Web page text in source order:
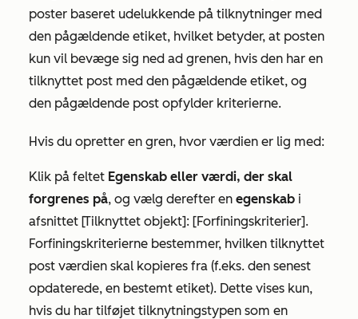
poster baseret udelukkende på tilknytninger med
den pågældende etiket, hvilket betyder, at posten
kun vil bevæge sig ned ad grenen, hvis den har en
tilknyttet post med den pågældende etiket, og
den pågældende post opfylder kriterierne.
Hvis du opretter en gren, hvor værdien er lig med:
Klik på feltet Egenskab eller værdi, der skal
forgrenes på, og vælg derefter en egenskab i
afsnittet [Tilknyttet objekt]: [Forfiningskriterier].
Forfiningskriterierne bestemmer, hvilken tilknyttet
post værdien skal kopieres fra (f.eks. den senest
opdaterede, en bestemt etiket). Dette vises kun,
hvis du har tilføjet tilknytningstypen som en